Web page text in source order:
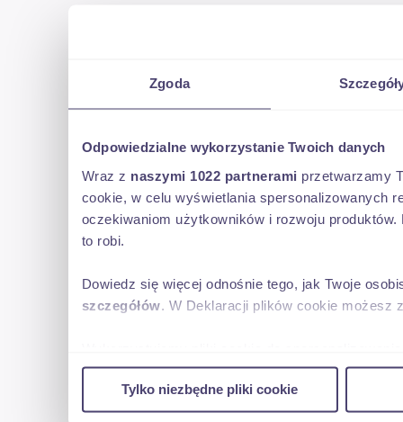
Zgoda
Odpowiedzialne wykorzystanie Twoich danych
Wraz z naszymi 1022 partnerami przetwarzamy
cookie, w celu wyświetlania spersonalizowanych
oczekiwaniom użytkowników i rozwoju
to robi.
Dowiedz się więcej odnośnie tego, jak Twoje
szczegółów. W Deklaracji plików cookie możesz
w naszej witrynie. Informacje o tym, jak
reklamowym i analitycznym. Partnerzy mogą
uzyskanymi podczas korzystania z ich usług.
Tylko niezbędne pliki cookie